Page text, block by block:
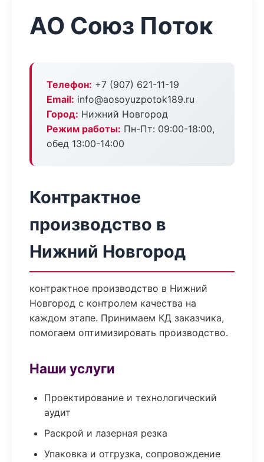
АО Союз Поток
Телефон: +7 (907) 621-11-19
Email: info@aosoyuzpotok189.ru
Город: Нижний Новгород
Режим работы: Пн-Пт: 09:00-18:00,
обед 13:00-14:00
Контрактное
производство в
Нижний Новгород
контрактное производство в Нижний
Новгород с контролем качества на
каждом этапе. Принимаем КД заказчика,
помогаем оптимизировать производство.
Наши услуги
Проектирование и технологический
аудит
Раскрой и лазерная резка
Упаковка и отгрузка, сопровождение